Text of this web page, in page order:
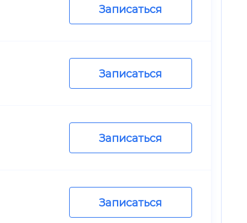
Записаться
Записаться
Записаться
Записаться